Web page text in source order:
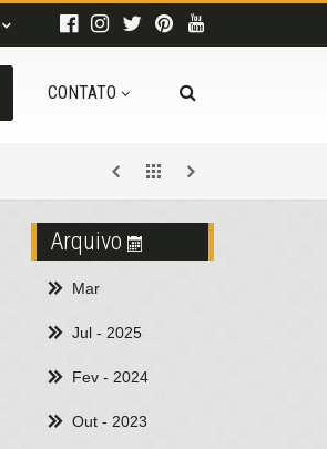
CONTATO
Arquivo
Mar
Jul - 2025
Fev - 2024
Out - 2023